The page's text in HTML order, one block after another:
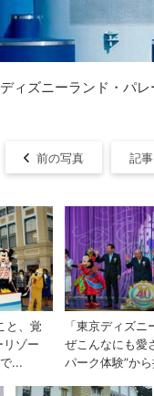
ィズニーランド・パレ
前の写真 記